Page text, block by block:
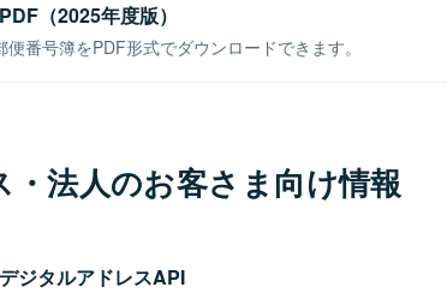
（2025年度版）
番号簿をPDF形式でダウンロードできます。
・法人のお客さま向け情報
ジタルアドレスAPI